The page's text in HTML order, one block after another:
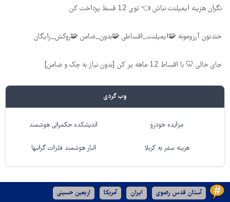
نگران هزینه ایمپلنت نباش 👈 توی 12 قسط پرداخت کن
خندتون آرزومونه 🧩ایمپلنت_اقساطی 🧩بدون_ضامن 🧩روکش_رایگان
جای خالی 🦷 با اقساط 12 ماهه پر کن [بدون نیاز به چک و ضامن]
وب گردی
مزایده خودرو اندیشکده حکمرانی هوشمند
هزینه سفر به کربلا انبار هوشمند فلزات گرانبها
آستان قدس رضوی ایران آمریکا اربعین حسینی